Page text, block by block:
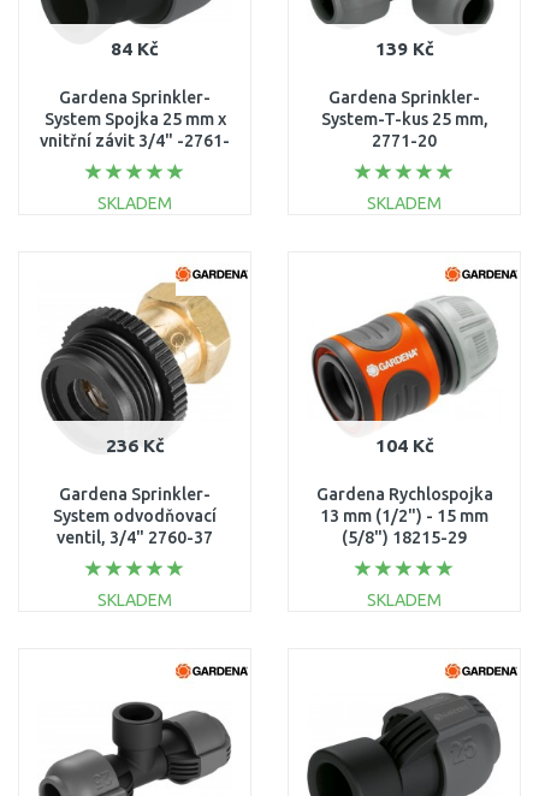
84 Kč
Gardena Sprinkler-
System Spojka 25 mm x
vnitřní závit 3/4" -2761-
20
SKLADEM
Porovnat
139 Kč
Gardena Sprinkler-
System-T-kus 25 mm,
2771-20
SKLADEM
Porovnat
236 Kč
Gardena Sprinkler-
System odvodňovací
ventil, 3/4" 2760-37
SKLADEM
104 Kč
Gardena Rychlospojka
13 mm (1/2") - 15 mm
(5/8") 18215-29
SKLADEM
Porovnat